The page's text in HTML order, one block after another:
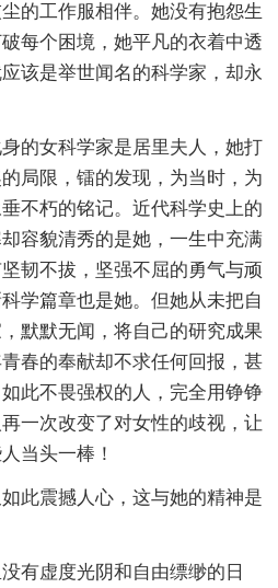
的工作服相伴。她没有抱怨生
每个困境，她平凡的衣着中透
该是举世闻名的科学家，却永
的女科学家是居里夫人，她打
局限，镭的发现，为当时，为
不朽的铭记。近代科学史上的
容貌清秀的是她，一生中充满
韧不拔，坚强不屈的勇气与顽
学篇章也是她。但她从未把自
默默无闻，将自己的研究成果
春的奉献却不求任何回报，甚
此不畏强权的人，完全用铮铮
一次改变了对女性的歧视，让
当头一棒！
此震撼人心，这与她的精神是
有虚度光阴和自由缥缈的日